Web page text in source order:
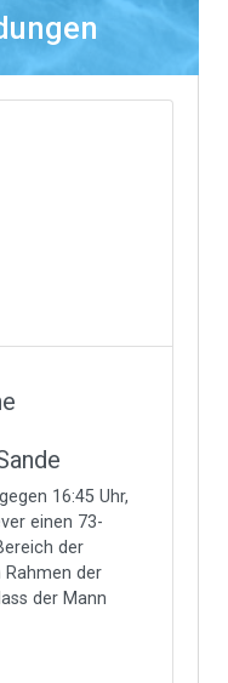
16:45 Uhr,
einen 73-
der
Rahmen der
der Mann